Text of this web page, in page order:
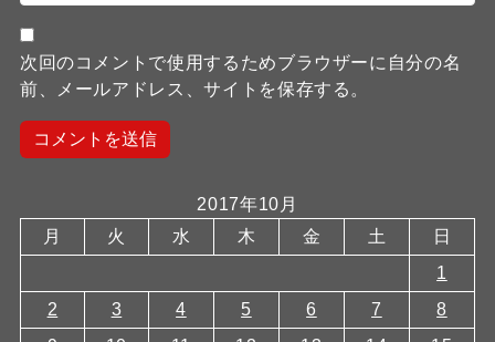
次回のコメントで使用するためブラウザーに自分の名
前、メールアドレス、サイトを保存する。
2017年10月
月
火 水 木 金 土
日
1
2
3 4 5 6 7
8